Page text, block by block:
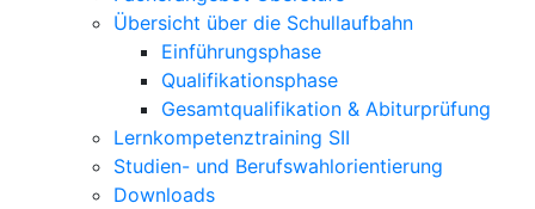
Übersicht über die Schullaufbahn
Einführungsphase
Qualifikationsphase
Gesamtqualifikation & Abiturprüfung
Lernkompetenztraining SII
Studien- und Berufswahlorientierung
Downloads